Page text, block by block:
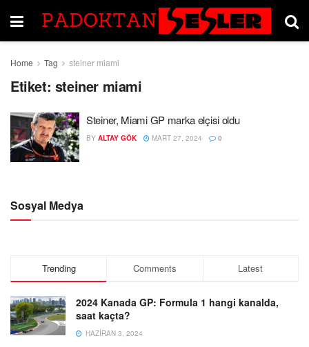
Home Tag steiner miami
Etiket: steiner miami
Steiner, Miami GP marka elçisi oldu
BY ALTAY GÖK MART 27, 2024 0
Sosyal Medya
Trending Comments Latest
2024 Kanada GP: Formula 1 hangi kanalda,
saat kaçta?
HAZIRAN 3, 2024